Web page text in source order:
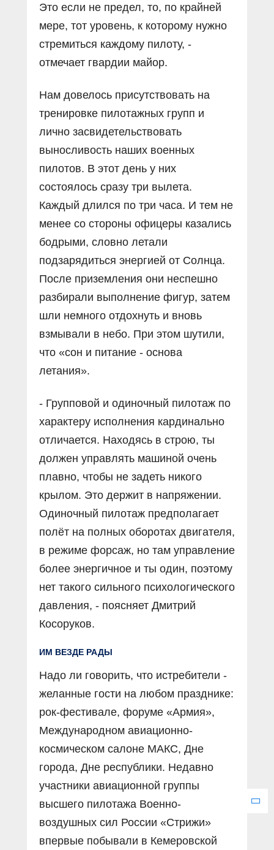
Это если не предел, то, по крайней
мере, тот уровень, к которому нужно
стремиться каждому пилоту, -
отмечает гвардии майор.
Нам довелось присутствовать на
тренировке пилотажных групп и
лично засвидетельствовать
выносливость наших военных
пилотов. В этот день у них
состоялось сразу три вылета.
Каждый длился по три часа. И тем не
менее со стороны офицеры казались
бодрыми, словно летали
подзарядиться энергией от Солнца.
После приземления они неспешно
разбирали выполнение фигур, затем
шли немного отдохнуть и вновь
взмывали в небо. При этом шутили,
что «сон и питание - основа
летания».
- Групповой и одиночный пилотаж по
характеру исполнения кардинально
отличается. Находясь в строю, ты
должен управлять машиной очень
плавно, чтобы не задеть никого
крылом. Это держит в напряжении.
Одиночный пилотаж предполагает
полёт на полных оборотах двигателя,
в режиме форсаж, но там управление
более энергичное и ты один, поэтому
нет такого сильного психологического
давления, - поясняет Дмитрий
Косоруков.
ИМ ВЕЗДЕ РАДЫ
Надо ли говорить, что истребители -
желанные гости на любом празднике:
рок-фестивале, форуме «Армия»,
Международном авиационно-
космическом салоне МАКС, Дне
города, Дне республики. Недавно
участники авиационной группы
высшего пилотажа Военно-
воздушных сил России «Стрижи»
впервые побывали в Кемеровской